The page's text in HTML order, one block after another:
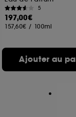
5
197,00€
157,60€ / 100ml
Ajouter au